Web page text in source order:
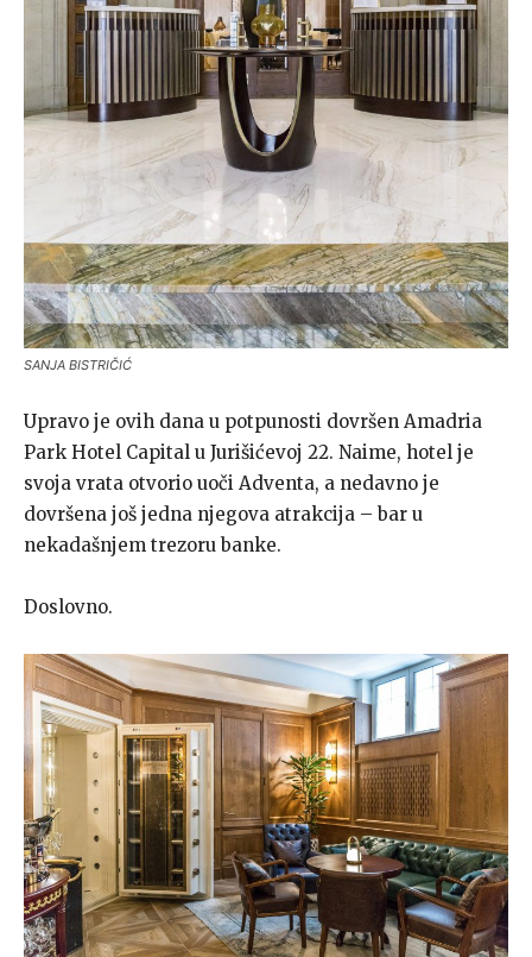
SANJA BISTRIČIĆ
Upravo je ovih dana u potpunosti dovršen Amadria
Park Hotel Capital u Jurišićevoj 22. Naime, hotel je
svoja vrata otvorio uoči Adventa, a nedavno je
dovršena još jedna njegova atrakcija – bar u
nekadašnjem trezoru banke.
Doslovno.